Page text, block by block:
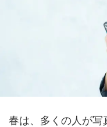
春は、多くの人が写